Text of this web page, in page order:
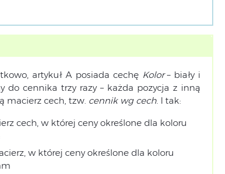
artykuł A posiada cechę Kolor– biały i
do cennika trzy razy – każda pozycja z inną
macierz cech, tzw. cennik wg cech. I tak:
cech, w której ceny określone dla koloru
w której ceny określone dla koloru